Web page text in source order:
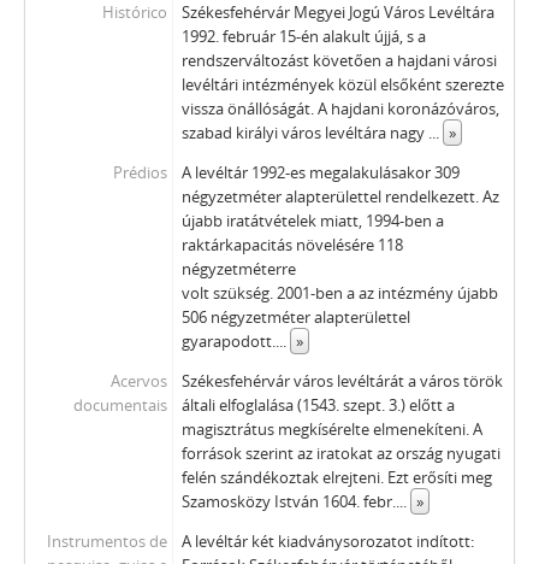
Histórico
Székesfehérvár Megyei Jogú Város Levéltára
1992. február 15-én alakult újjá, s a
rendszerváltozást követően a hajdani városi
levéltári intézmények közül elsőként szerezte
vissza önállóságát. A hajdani koronázóváros,
szabad királyi város levéltára nagy ... »
Prédios
A levéltár 1992-es megalakulásakor 309
négyzetméter alapterülettel rendelkezett. Az
újabb iratátvételek miatt, 1994-ben a
raktárkapacitás növelésére 118
négyzetméterre
volt szükség. 2001-ben a az intézmény újabb
506 négyzetméter alapterülettel
gyarapodott.... »
Acervos
documentais
Székesfehérvár város levéltárát a város török
általi elfoglalása (1543. szept. 3.) előtt a
magisztrátus megkísérelte elmenekíteni. A
források szerint az iratokat az ország nyugati
felén szándékoztak elrejteni. Ezt erősíti meg
Szamosközy István 1604. febr.... »
Instrumentos de
A levéltár két kiadványsorozatot indított: